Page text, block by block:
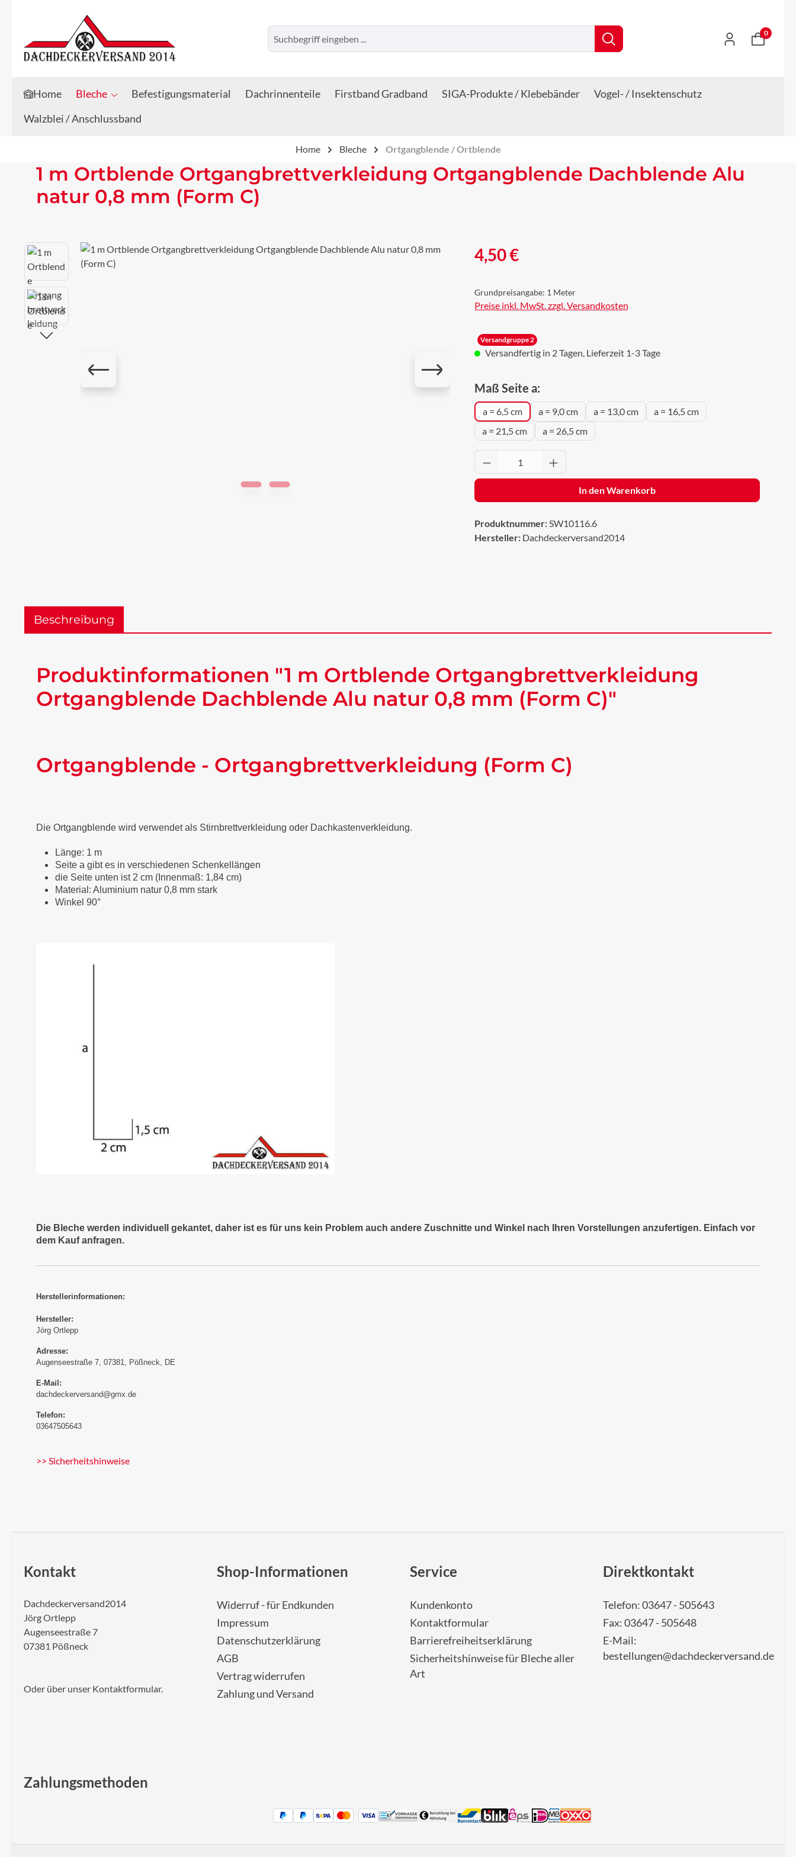
Zum Hauptinhalt springen
Zur Suche springen
0
Home Bleche Befestigungsmaterial Dachrinnenteile Firstband Gradband SIGA-Produkte / Klebebänder
Vogel- / Insektenschutz
Walzblei / Anschlussband
Home Bleche Ortgangblende / Ortblende
1 m Ortblende Ortgangbrettverkleidung Ortgangblende Dachblende Alu
natur 0,8 mm (Form C)
Bildergalerie überspringen Regulärer Preis:
4,50 €
Grundpreisangabe: 1 Meter
Preise inkl. MwSt. zzgl. Versandkosten
Versandgruppe 2
Versandfertig in 2 Tagen, Lieferzeit 1-3 Tage
Maß Seite a:auswählen
a = 6,5 cm a = 9,0 cm a = 13,0 cm
a = 16,5 cm
a = 21,5 cm
a = 26,5 cm
Produkt Anzahl: Gib den gewünschten Wert ein
In den Warenkorb
Produktnummer:SW10116.6
Hersteller: Dachdeckerversand2014
Beschreibung
Produktinformationen "1 m Ortblende Ortgangbrettverkleidung
Ortgangblende Dachblende Alu natur 0,8 mm (Form C)"
Ortgangblende - Ortgangbrettverkleidung (Form C)
Die Ortgangblende wird verwendet als Stirnbrettverkleidung oder Dachkastenverkleidung.
Länge: 1 m
Seite a gibt es in verschiedenen Schenkellängen
die Seite unten ist 2 cm (Innenmaß: 1,84 cm)
Material: Aluminium natur 0,8 mm stark
Winkel 90°
Die Bleche werden individuell gekantet, daher ist es für uns kein Problem auch andere Zuschnitte und Winkel nach Ihren Vorstellungen anzufertigen. Einfach vor
dem Kauf anfragen.
Herstellerinformationen:
Hersteller:
Jörg Ortlepp
Adresse:
Augenseestraße 7, 07381, Pößneck, DE
E-Mail:
dachdeckerversand@gmx.de
Telefon:
03647505643
>> Sicherheitshinweise
Kontakt
Dachdeckerversand2014
Jörg Ortlepp
Augenseestraße 7
07381 Pößneck
Oder über unser Kontaktformular.
Shop-Informationen
Widerruf - für Endkunden
Impressum
Datenschutzerklärung
AGB
Vertrag widerrufen
Zahlung und Versand
Service
Kundenkonto
Kontaktformular
Barrierefreiheitserklärung
Sicherheitshinweise für Bleche aller
Art
Direktkontakt
Telefon: 03647 - 505643
Fax: 03647 - 505648
E-Mail:
bestellungen@dachdeckerversand.de
Zahlungsmethoden